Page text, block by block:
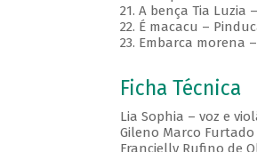
21. A bença Tia Luzia
22. É macacu –
23. Embarca morena
Ficha Técnica
Lia Sophia – voz e
Gileno Marco